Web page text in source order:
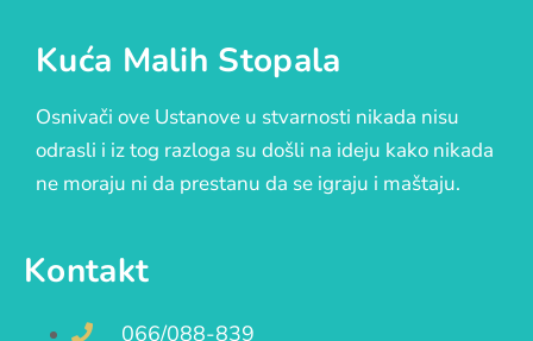
Kuća Malih Stopala
Osnivači ove Ustanove u stvarnosti nikada nisu
odrasli i iz tog razloga su došli na ideju kako nikada
ne moraju ni da prestanu da se igraju i maštaju.
Kontakt
066/088-839